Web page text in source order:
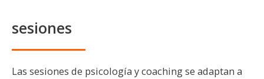
sesiones
Las sesiones de psicología y coaching se adaptan a